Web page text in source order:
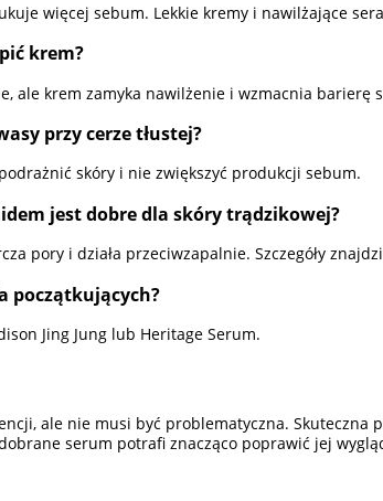
więcej sebum. Lekkie kremy i nawilżające
krem?
ale krem zamyka nawilżenie i wzmacnia barierę
przy cerze tłustej?
skóry i nie zwiększyć produkcji sebum.
jest dobre dla skóry trądzikowej?
pory i działa przeciwzapalnie. Szczegóły
początkujących?
Jing Jung lub Heritage Serum.
ale nie musi być problematyczna.
serum potrafi znacząco poprawić jej